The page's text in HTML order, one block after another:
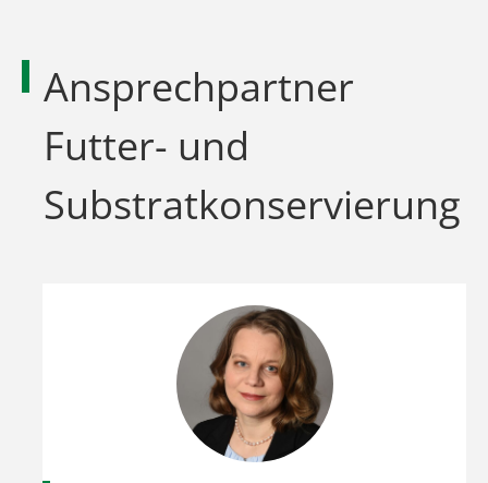
Ansprechpartner
Futter- und
Substratkonservierung